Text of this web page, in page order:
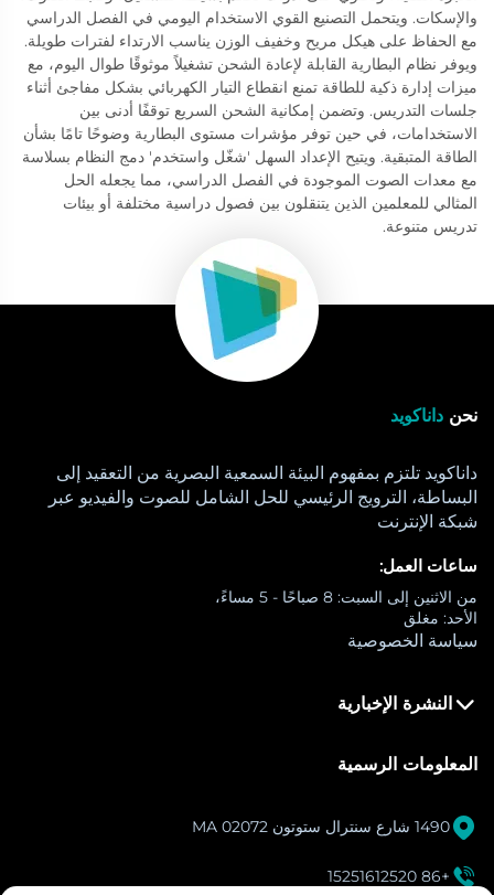
والإسكات. ويتحمل التصنيع القوي الاستخدام اليومي في الفصل الدراسي
مع الحفاظ على هيكل مريح وخفيف الوزن يناسب الارتداء لفترات طويلة.
ويوفر نظام البطارية القابلة لإعادة الشحن تشغيلاً موثوقًا طوال اليوم، مع
ميزات إدارة ذكية للطاقة تمنع انقطاع التيار الكهربائي بشكل مفاجئ أثناء
جلسات التدريس. وتضمن إمكانية الشحن السريع توقفًا أدنى بين
الاستخدامات، في حين توفر مؤشرات مستوى البطارية وضوحًا تامًا بشأن
الطاقة المتبقية. ويتيح الإعداد السهل 'شغّل واستخدم' دمج النظام بسلاسة
مع معدات الصوت الموجودة في الفصل الدراسي، مما يجعله الحل
المثالي للمعلمين الذين يتنقلون بين فصول دراسية مختلفة أو بيئات
تدريس متنوعة.
نحن داناكويد
داناكويد تلتزم بمفهوم البيئة السمعية البصرية من التعقيد إلى
البساطة، الترويج الرئيسي للحل الشامل للصوت والفيديو عبر
شبكة الإنترنت
ساعات العمل:
من الاثنين إلى السبت: 8 صباحًا - 5 مساءً،
الأحد: مغلق
سياسة الخصوصية
النشرة الإخبارية
المعلومات الرسمية
1490 شارع سنترال ستوتون MA 02072

+86 15251612520